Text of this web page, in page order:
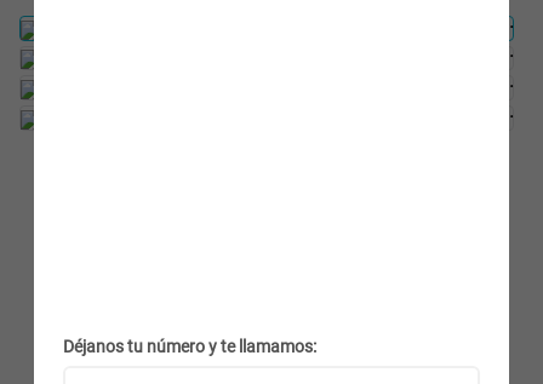
Déjanos tu número y te llamamos: